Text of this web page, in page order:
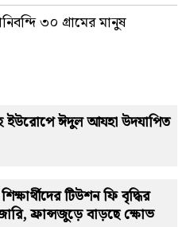
৩০ গ্রামের মানুষ
ইউরোপে ঈদুল আযহা উদযাপিত
টিউশন ফি বৃদ্ধির
ফ্রান্সজুড়ে বাড়ছে ক্ষোভ